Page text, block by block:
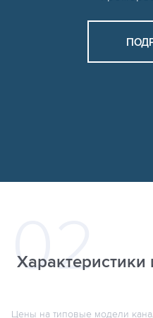
Цены на типовые модели